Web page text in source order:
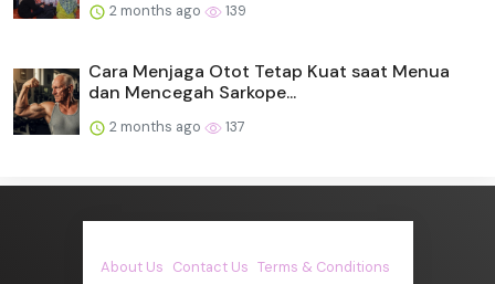
2 months ago 139
Cara Menjaga Otot Tetap Kuat saat Menua
dan Mencegah Sarkope...
2 months ago 137
About Us Contact Us Terms & Conditions